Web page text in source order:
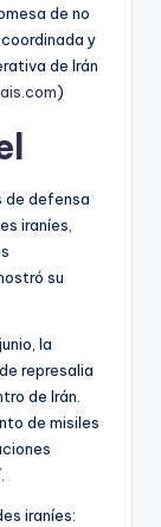
de no
y
de Irán
)
de defensa
iraníes,
su
la
represalia
de Irán.
de misiles
iraníes: